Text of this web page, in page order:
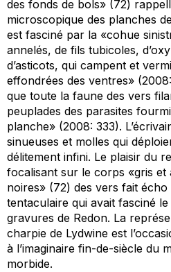
des fonds de bols» (72)
microscopique des planches
est fasciné par la «cohue
annelés, de fils tubicoles,
d’asticots, qui campent et
effondrées des ventres»
que toute la faune des vers
peuplades des parasites
planche» (2008: 333).
sinueuses et molles qui
délitement infini. Le plaisir du
focalisant sur le corps «gris et
noires» (72) des vers fait
tentaculaire qui avait fasciné le
gravures de Redon. La
charpie de Lydwine est
à l’imaginaire fin-de-siècle du
morbide.